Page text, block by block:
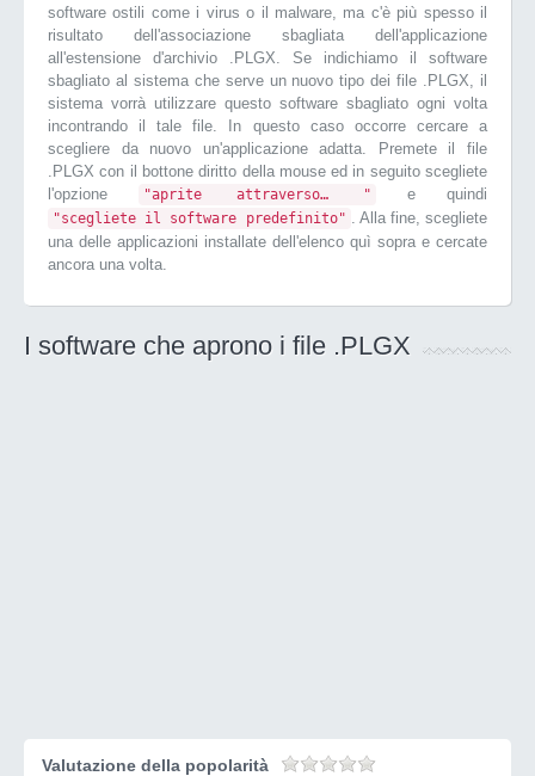
software ostili come i virus o il malware, ma c'è più spesso il
risultato dell'associazione sbagliata dell'applicazione
all'estensione d'archivio .PLGX. Se indichiamo il software
sbagliato al sistema che serve un nuovo tipo dei file .PLGX, il
sistema vorrà utilizzare questo software sbagliato ogni volta
incontrando il tale file. In questo caso occorre cercare a
scegliere da nuovo un'applicazione adatta. Premete il file
.PLGX con il bottone diritto della mouse ed in seguito scegliete
l'opzione
"aprite attraverso… " e quindi
"scegliete il software predefinito" . Alla fine, scegliete
una delle applicazioni installate dell'elenco quì sopra e cercate
ancora una volta.
I software che aprono i file .PLGX
Valutazione della popolarità